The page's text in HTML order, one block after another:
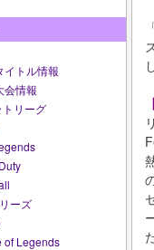
イトル情報
会情報
トリーグ
ーズ
of Legends